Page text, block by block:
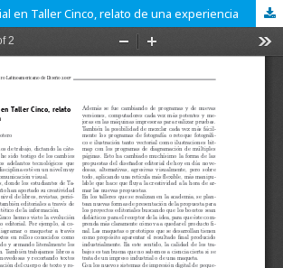
en Taller Cinco, relato de una experiencia